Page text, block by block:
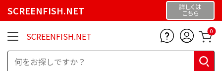
SCREENFISH.NET 詳しくは
こちら
SCREENFISH.NET 0